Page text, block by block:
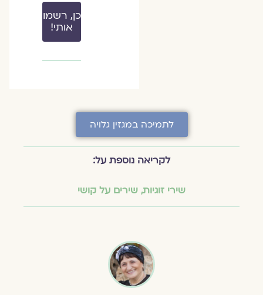
כן, רשמו
אותי!
לתמיכה במגזין גלויה
לקריאה נוספת על:
שירי זוגיות,שירים על קושי